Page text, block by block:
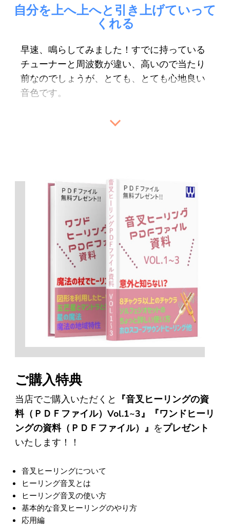
音叉の波動に触れますだけで、スウッと光が
流れ回復致しますので、旅行や出張などには
又、空間を浄化し整えたり、瞑想やヒーリン
グにも深い恩恵を与えてくださいますし、高
次元の領域にもアクセスしやすいです。
聖なる純粋な領域や、心身の奥深くへ響き届
ワンネスカンパニー様からの小包は白く柔ら
かな真綿のような光に包まれて届きました。
届く前も、お玄関がキラキラと光り、あ、何
か幸福なものがやってくる♪と予感した程、
愛や光を込めてお贈りくださったことを感じ
ワンネスカンパニーさまからのご縁で素晴ら
しい音叉と出逢えまして心から感謝申し上げ
ありがとうございます^^
今後とも宜しくお願い申し上げます。
（I 様）
くなる実感があるのです。
身体に清涼感のある気？が流れるのがわかる
ん。
以前より528Hzチューナーだけでも購入した
ほうがよいと、
くに求めていたら気持ちの向き方等、良い変
整を楽しんでいます。
今後とも宜しくお願いいたします。
（匿名希望）
音叉ヒーリング初心者です。
つい先日ワンネスカンパニー様から送ってい
ただいたソルフェジオセットですが、鳴らし
た音楽ってこんなに色んな音に溢れていたっ
ように感じるのかもしれませんね。
まだヒーリングってどういうの？という初心
者ですが、ソルフェジオの6本を順番に鳴ら
して聞いていると、 聞き終わった後には頭の
心がスウッと涼しい風が流れたように感じま
私はとにかく雑多な環境音が苦手で、 ストレ
スフルな日常を送っていますが、音叉の音を
聴くのはとっても大好きです。
た。
今回は近所の山に音叉を連れて行ってあげま
した。
綺麗な清流に音叉を浸したり、コケの中にブ
自然の中で音叉を鳴らすと、振動が凄く膨ら
んで、蝉の声や周りの空気と溶け合っていく
のを感じます。
自分を上へ上へと引き上げていって
くれる
早速、鳴らしてみました！すでに持っている
チューナーと 周波数が違い、高いので当たり
前なのでしょうが、
とても、とても心地良い
音色です。
意識というのでしょうか？自分を上へ上へと
商品を包装された至る所に感謝の言葉が書い
てありました。
こちらこそ ご縁をいただきありがとうござ
います！ ですよ。
まだまだ気になるチューナーがありますの
どうぞよろしくお願い致します。
ありがとうございました。
（Y.M.様）
ご購入特典
当店でご購入いただくと
『音叉ヒーリングの資
料（ＰＤＦファイル）Vol.1~3』『ワンドヒーリ
ングの資料（ＰＤＦファイル）』 をプレゼント
いたします！！
音叉ヒーリングについて
ヒーリング音叉とは
ヒーリング音叉の使い方
基本的な音叉ヒーリングのやり方
応用編